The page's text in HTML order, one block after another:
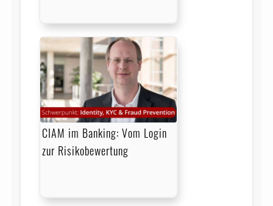
CIAM im Banking: Vom Login
zur Risikobewertung